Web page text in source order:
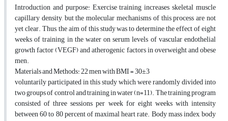
Introduction and purpose: Exercise training increases skeletal muscle
capillary density, but the molecular mechanisms of this process are not
yet clear. Thus, the aim of this study was to determine the effect of eight
weeks of training in the water on serum levels of vascular endothelial
growth factor (VEGF) and atherogenic factors in overweight and obese
men.
Materials and Methods: 22 men with BMI = 30±3
voluntarily participated in this study which were randomly divided into
two groups of control and training in water (n=11). The training program
consisted of three sessions per week for eight weeks with intensity
between 60 to 80 percent of maximal heart rate. Body mass index, body